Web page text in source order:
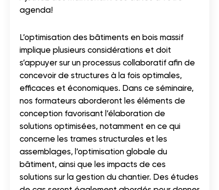
agenda!
L’optimisation des bâtiments en bois massif
implique plusieurs considérations et doit
s’appuyer sur un processus collaboratif afin de
concevoir de structures à la fois optimales,
efficaces et économiques. Dans ce séminaire,
nos formateurs aborderont les éléments de
conception favorisant l’élaboration de
solutions optimisées, notamment en ce qui
concerne les trames structurales et les
assemblages, l’optimisation globale du
bâtiment, ainsi que les impacts de ces
solutions sur la gestion du chantier. Des études